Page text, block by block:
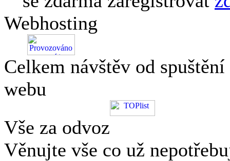
Webhosting
Celkem návštěv od spuštění
webu
Vše za odvoz
Věnujte vše co už